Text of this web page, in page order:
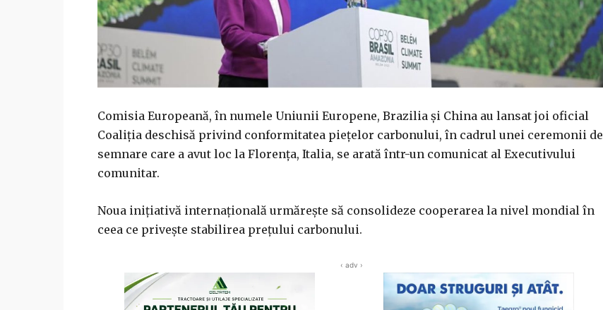
Comisia Europeană, în numele Uniunii Europene, Brazilia şi China au lansat joi oficial
Coaliţia deschisă privind conformitatea pieţelor carbonului, în cadrul unei ceremonii de
semnare care a avut loc la Florenţa, Italia, se arată într-un comunicat al Executivului
comunitar.
Noua iniţiativă internaţională urmăreşte să consolideze cooperarea la nivel mondial în
ceea ce priveşte stabilirea preţului carbonului.
‹ adv ›